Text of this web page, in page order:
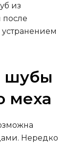
из
после
шубы
меха
Нередко